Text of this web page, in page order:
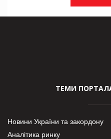
ТЕМИ ПОРТАЛА
Новини України та закордону
Аналітика ринку